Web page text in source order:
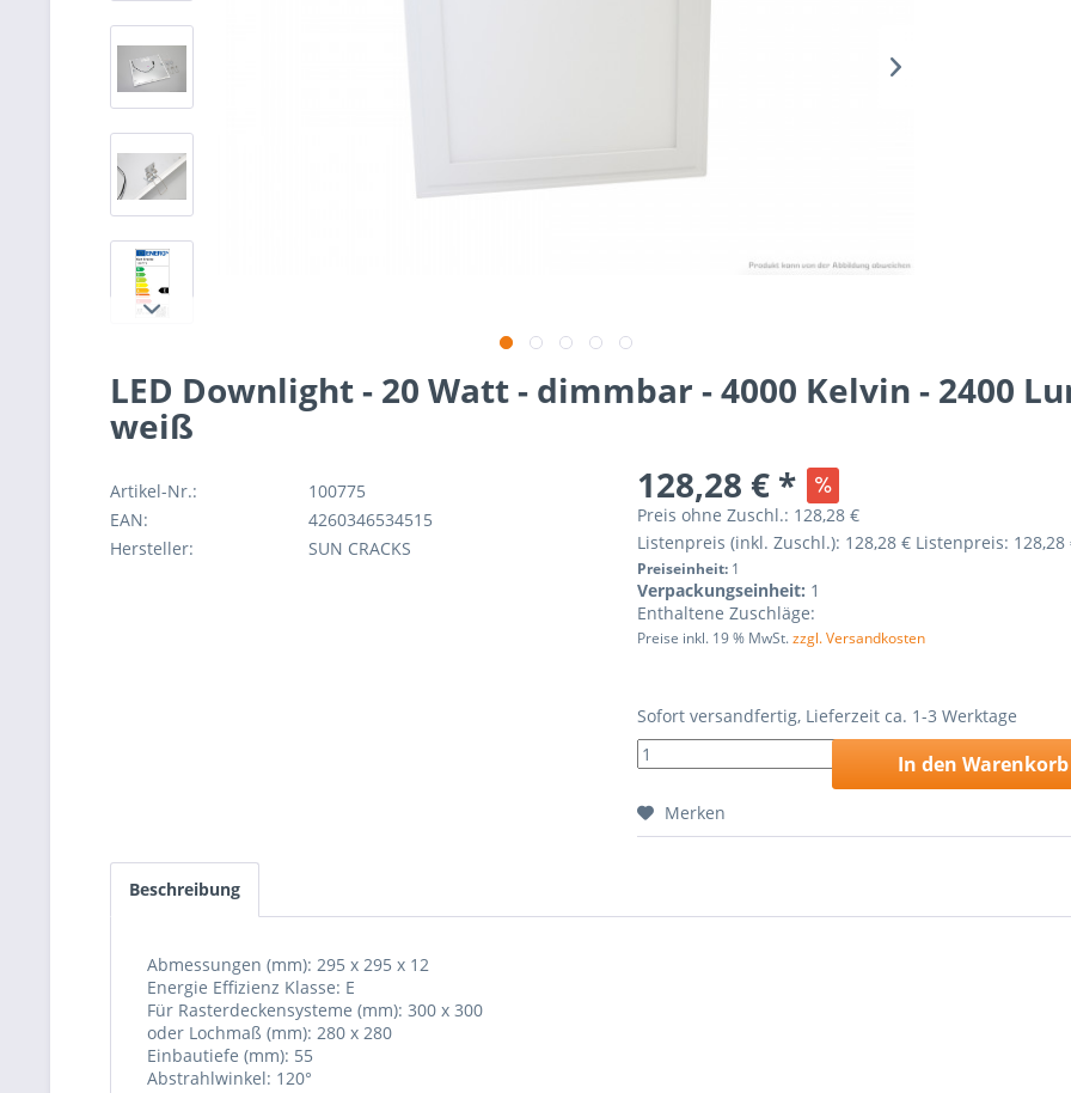
LED Downlight - 20 Watt - dimmbar - 4000 Kelvin - 2400
weiß
Artikel-Nr.:
100775
EAN:
4260346534515
Hersteller:
SUN CRACKS
128,28 € *
Preis ohne Zuschl.: 128,28 €
Listenpreis (inkl. Zuschl.): 128,28 € Listenpreis: 128,28
Preiseinheit: 1
Verpackungseinheit: 1
Enthaltene Zuschläge:
Preise inkl. 19 % MwSt.zzgl. Versandkosten
Sofort versandfertig, Lieferzeit ca. 1-3 Werktage
In den Warenkorb
Merken
Beschreibung
Abmessungen (mm): 295 x 295 x 12
Energie Effizienz Klasse: E
Für Rasterdeckensysteme (mm): 300 x 300
oder Lochmaß (mm): 280 x 280
Einbautiefe (mm): 55
Abstrahlwinkel: 120°